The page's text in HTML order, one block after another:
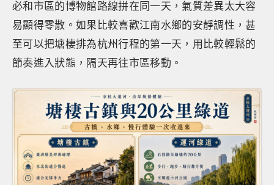
必和市區的博物館路線拼在同一天，氣質差異太大容
易顯得零散。如果比較喜歡江南水鄉的安靜調性，甚
至可以把塘棲排為杭州行程的第一天，用比較輕鬆的
節奏進入狀態，隔天再往市區移動。